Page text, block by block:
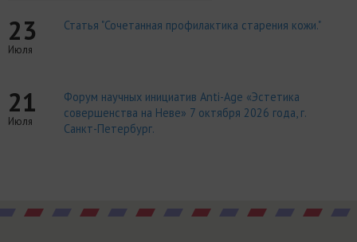
23
Июля
Статья "Сочетанная профилактика старения кожи."
21
Июля
Форум научных инициатив Anti-Age «Эстетика
совершенства на Неве» 7 октября 2026 года, г.
Санкт-Петербург.